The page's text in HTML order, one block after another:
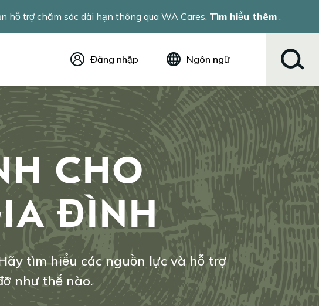
hỗ trợ chăm sóc dài hạn thông qua WA Cares. Tìm hiểu thêm .
Đăng nhập Ngôn ngữ
Tiếng Anh (English)
Español
Tiếng Việt
Русский
简体中文
繁体中文
한국어
عربي
ខ្មែរ
українська
Soomaali
ਪੰਜਾਬੀ
አማርኛ
فارسی، فارسی
ትግሪኛ
CHO
ĐÌNH
tìm hiểu các nguồn lực và hỗ trợ
như thế nào.